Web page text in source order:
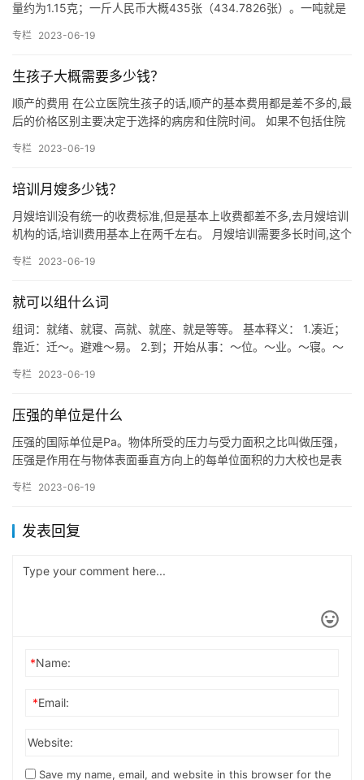
量约为1.15克；一斤人民币大概435张（434.7826张）。一吨就是
专栏 2023-06-19
生孩子大概需要多少钱？
顺产的费用 在公立医院生孩子的话,顺产的基本费用都是差不多的,最
后的价格区别主要决定于选择的病房和住院时间。 如果不包括住院
专栏 2023-06-19
培训月嫂多少钱？
月嫂培训没有统一的收费标准,但是基本上收费都差不多,去月嫂培训
机构的话,培训费用基本上在两千左右。 月嫂培训需要多长时间,这个
专栏 2023-06-19
就可以组什么词
组词：就绪、就寝、高就、就座、就是等等。 基本释义： 1.凑近；
靠近：迁～。避难～易。 2.到；开始从事：～位。～业。～寝。～
专栏 2023-06-19
压强的单位是什么
压强的国际单位是Pa。物体所受的压力与受力面积之比叫做压强，
压强是作用在与物体表面垂直方向上的每单位面积的力大校也是表
指…
专栏 2023-06-19
发表回复
*Name:
*Email:
Website:
Save my name, email, and website in this browser for the